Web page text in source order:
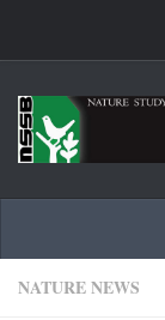
NATURE NEWS